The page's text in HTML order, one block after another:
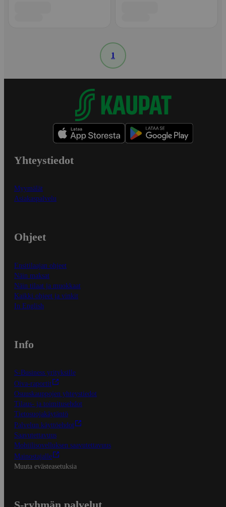
1
Yhteystiedot
Myymälät
Asiakaspalvelu
Ohjeet
Ensitilaajan ohjeet
Näin maksat
Näin tilaat ja muokkaat
Kaikki ohjeet ja vinkit
In English
Info
S-Business yrityksille
Oiva-raportit
Osuuskauppojen yhteystiedot
Tilaus- ja toimitusehdot
Tietosuojakäytäntö
Palvelun käyttöehdot
Saavutettavuus
Mobiilisovelluksen saavutettavuus
Mainostajalle
Muuta evästeasetuksia